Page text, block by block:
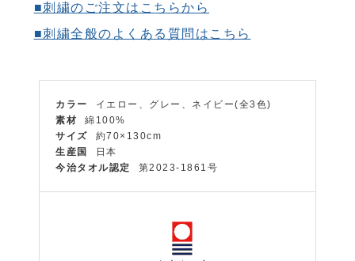
■刺繍のご注文はこちらから
■刺繍全般のよくある質問はこちら
カラー
イエロー、グレー、ネイビー(全3色)
素材
綿100%
サイズ
約70×130cm
生産国
日本
今治タオル認定
第2023-1861号